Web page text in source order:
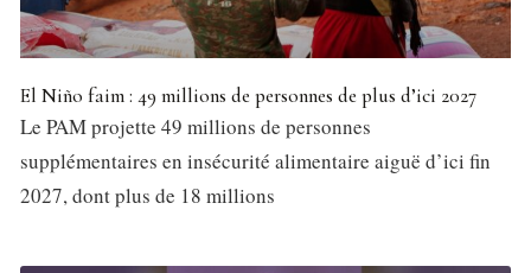
El Niño faim : 49 millions de personnes de plus d’ici 2027
Le PAM projette 49 millions de personnes
supplémentaires en insécurité alimentaire aiguë d’ici fin
2027, dont plus de 18 millions